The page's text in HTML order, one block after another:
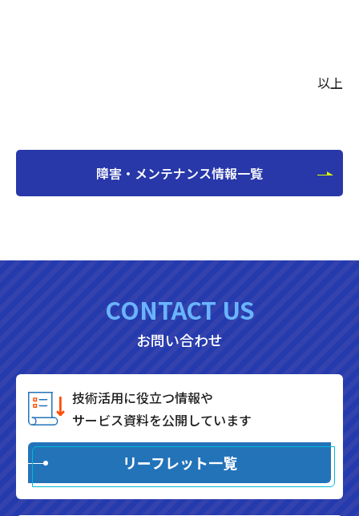
以上
障害・メンテナンス情報一覧
CONTACT US
お問い合わせ
技術活用に役立つ情報や
サービス資料を公開しています
リーフレット一覧